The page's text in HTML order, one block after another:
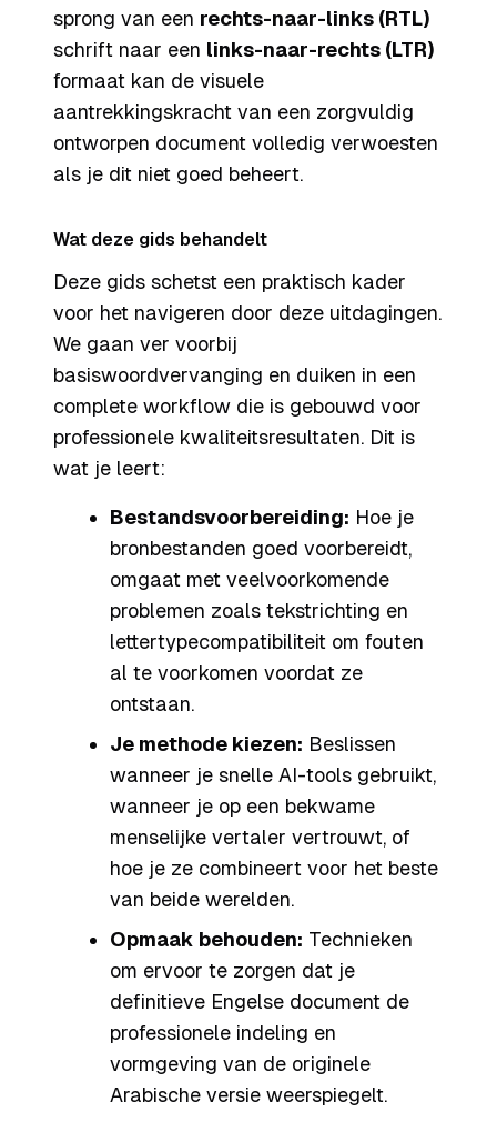
sprong van een rechts-naar-links (RTL)
schrift naar een links-naar-rechts (LTR)
formaat kan de visuele
aantrekkingskracht van een zorgvuldig
ontworpen document volledig verwoesten
als je dit niet goed beheert.
Wat deze gids behandelt
Deze gids schetst een praktisch kader
voor het navigeren door deze uitdagingen.
We gaan ver voorbij
basiswoordvervanging en duiken in een
complete workflow die is gebouwd voor
professionele kwaliteitsresultaten. Dit is
wat je leert:
Bestandsvoorbereiding: Hoe je
bronbestanden goed voorbereidt,
omgaat met veelvoorkomende
problemen zoals tekstrichting en
lettertypecompatibiliteit om fouten
al te voorkomen voordat ze
ontstaan.
Je methode kiezen: Beslissen
wanneer je snelle AI-tools gebruikt,
wanneer je op een bekwame
menselijke vertaler vertrouwt, of
hoe je ze combineert voor het beste
van beide werelden.
Opmaak behouden: Technieken
om ervoor te zorgen dat je
definitieve Engelse document de
professionele indeling en
vormgeving van de originele
Arabische versie weerspiegelt.